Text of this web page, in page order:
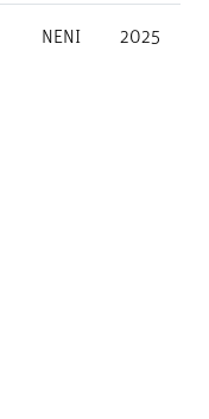
NENI 2025